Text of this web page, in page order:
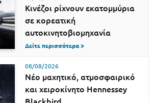
Κινέζοι ρίχνουν εκατομμύρια
σε κορεατική
αυτοκινητοβιομηχανία
Δείτε περισσότερα >
08/08/2026
Νέο μαχητικό, ατμοσφαιρικό
και χειροκίνητο Hennessey